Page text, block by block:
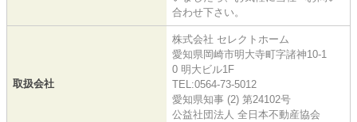
合わせ下さい。
取扱会社
株式会社 セレクトホーム
愛知県岡崎市明大寺町字諸神10-1
0 明大ビル1F
TEL:0564-73-5012
愛知県知事 (2) 第24102号
公益社団法人 全日本不動産協会